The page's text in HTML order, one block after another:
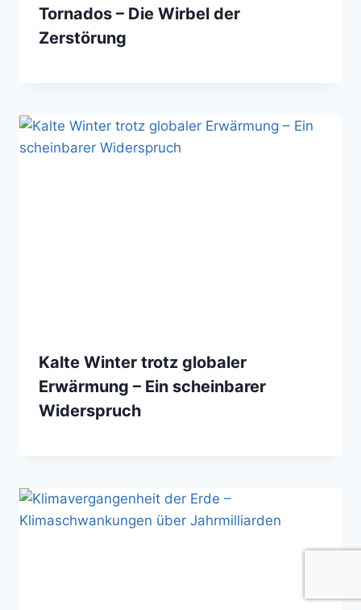
Tornados – Die Wirbel der
Zerstörung
Kalte Winter trotz globaler
Erwärmung – Ein scheinbarer
Widerspruch